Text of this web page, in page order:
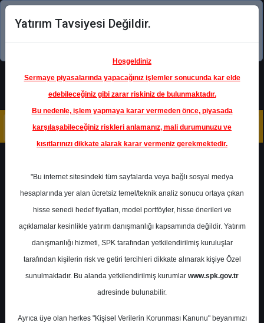
Şimdi uygulamayı indirin!
AYGAZ- AYGAZ A.Ş.
Hedef Fiyat 185.00 ₺
Getiri
%-34.97
1 0
Yatırım Tavsiyesi Değildir.
Hoşgeldiniz
Sermaye piyasalarında yapacağınız işlemler sonucunda kar elde
edebileceğiniz gibi zarar riskiniz de bulunmaktadır.
Bu nedenle, işlem yapmaya karar vermeden önce, piyasada
karşılaşabileceğiniz riskleri anlamanız, mali durumunuzu ve
kısıtlarınızı dikkate alarak karar vermeniz gerekmektedir.
"Bu internet sitesindeki tüm sayfalarda veya bağlı sosyal medya
hesaplarında yer alan ücretsiz temel/teknik analiz sonucu ortaya çıkan
hisse senedi hedef fiyatları, model portföyler, hisse önerileri ve
açıklamalar kesinlikle yatırım danışmanlığı kapsamında değildir. Yatırım
danışmanlığı hizmeti, SPK tarafından yetkilendirilmiş kuruluşlar
tarafından kişilerin risk ve getiri tercihleri dikkate alınarak kişiye Özel
sunulmaktadır. Bu alanda yetkilendirilmiş kurumlar www.spk.gov.tr
adresinde bulunabilir.
Ayrıca üye olan herkes "Kişisel Verilerin Korunması Kanunu" beyanımızı